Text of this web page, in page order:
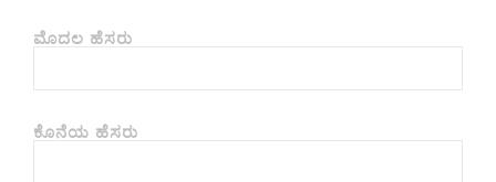
ಮೊದಲ ಹೆಸರು
ಕೊನೆಯ ಹೆಸರು